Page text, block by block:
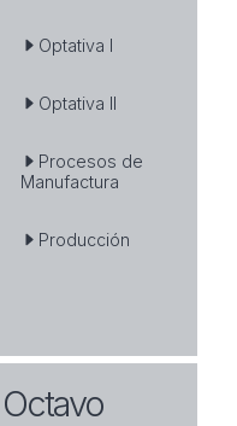
Optativa I
Optativa II
Procesos de
Manufactura
Producción
Octavo